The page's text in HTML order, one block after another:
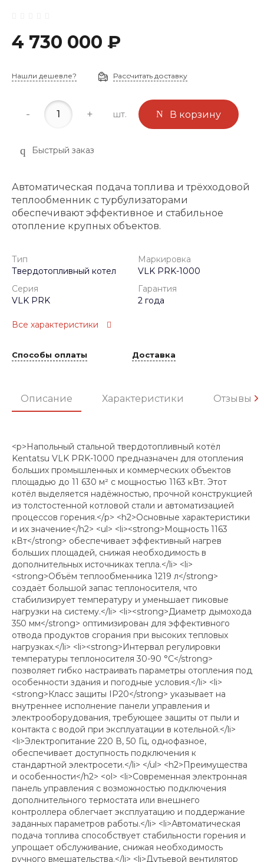
4 730 000 ₽
Нашли дешевле? Рассчитать доставку
- + шт. В корзину
Быстрый заказ
Автоматическая подача топлива и трёхходовой
теплообменник с турбулизаторами
обеспечивают эффективное и стабильное
отопление крупных объектов.
Тип
Твердотопливный котел
Маркировка
VLK PRK-1000
Серия
VLK PRK
Гарантия
2 года
Все характеристики
Способы оплаты Доставка
Описание Характеристики Отзывы
<p>Напольный стальной твердотопливный котёл
Kentatsu VLK PRK-1000 предназначен для отопления
больших промышленных и коммерческих объектов
площадью до 11 630 м² с мощностью 1163 кВт. Этот
котёл выделяется надёжностью, прочной конструкцией
из толстостенной котловой стали и автоматизацией
процессов горения.</p> <h2>Основные характеристики
и их значение</h2> <ul> <li><strong>Мощность 1163
кВт</strong> обеспечивает эффективный нагрев
больших площадей, снижая необходимость в
дополнительных источниках тепла.</li> <li>
<strong>Объём теплообменника 1219 л</strong>
создаёт большой запас теплоносителя, что
стабилизирует температуру и уменьшает пиковые
нагрузки на систему.</li> <li><strong>Диаметр дымохода
350 мм</strong> оптимизирован для эффективного
отвода продуктов сгорания при высоких тепловых
нагрузках.</li> <li><strong>Интервал регулировки
температуры теплоносителя 30-90 °C</strong>
позволяет гибко настраивать параметры отопления под
особенности здания и погодные условия.</li> <li>
<strong>Класс защиты IP20</strong> указывает на
внутреннее исполнение панели управления и
электрооборудования, требующее защиты от пыли и
контакта с водой при эксплуатации в котельной.</li>
<li>Электропитание 220 В, 50 Гц, однофазное,
обеспечивает доступность подключения к
стандартной электросети.</li> </ul> <h2>Преимущества
и особенности</h2> <ol> <li>Современная электронная
панель управления с возможностью подключения
дополнительного термостата или внешнего
контроллера облегчает эксплуатацию и поддержание
заданных параметров работы.</li> <li>Автоматическая
подача топлива способствует стабильности горения и
упрощает обслуживание, снижая необходимость
ручного вмешательства.</li> <li>Дутьевой вентилятор